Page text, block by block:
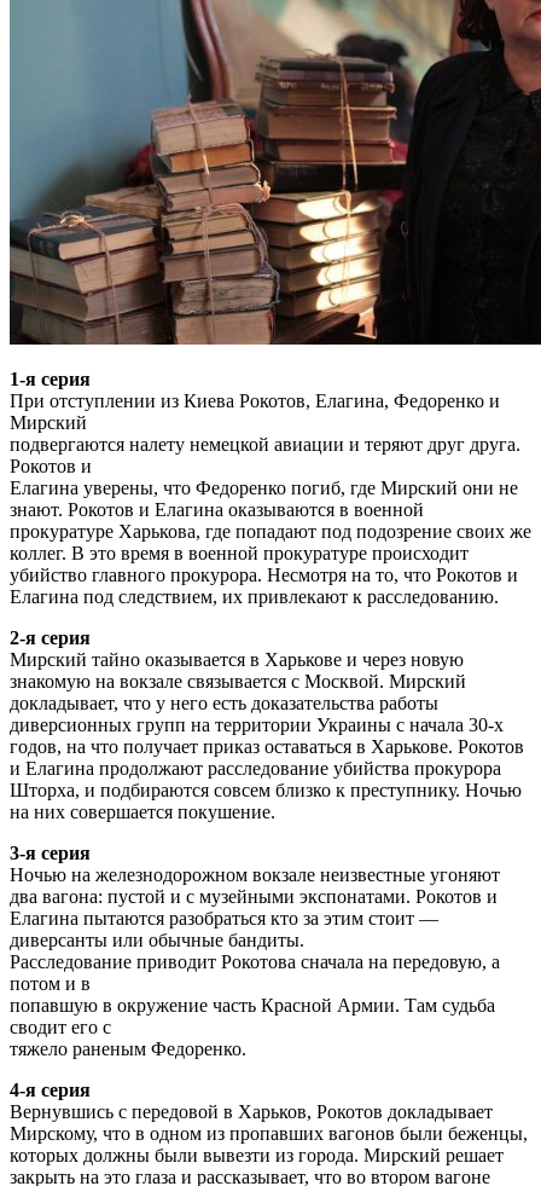
1-я серия
При отступлении из Киева Рокотов, Елагина, Федоренко и
Мирский
подвергаются налету немецкой авиации и теряют друг друга.
Рокотов и
Елагина уверены, что Федоренко погиб, где Мирский они не
знают. Рокотов и Елагина оказываются в военной
прокуратуре Харькова, где попадают под подозрение своих же
коллег. В это время в военной прокуратуре происходит
убийство главного прокурора. Несмотря на то, что Рокотов и
Елагина под следствием, их привлекают к расследованию.
2-я серия
Мирский тайно оказывается в Харькове и через новую
знакомую на вокзале связывается с Москвой. Мирский
докладывает, что у него есть доказательства работы
диверсионных групп на территории Украины с начала 30-х
годов, на что получает приказ оставаться в Харькове. Рокотов
и Елагина продолжают расследование убийства прокурора
Шторха, и подбираются совсем близко к преступнику. Ночью
на них совершается покушение.
3-я серия
Ночью на железнодорожном вокзале неизвестные угоняют
два вагона: пустой и с музейными экспонатами. Рокотов и
Елагина пытаются разобраться кто за этим стоит —
диверсанты или обычные бандиты.
Расследование приводит Рокотова сначала на передовую, а
потом и в
попавшую в окружение часть Красной Армии. Там судьба
сводит его с
тяжело раненым Федоренко.
4-я серия
Вернувшись с передовой в Харьков, Рокотов докладывает
Мирскому, что в одном из пропавших вагонов были беженцы,
которых должны были вывезти из города. Мирский решает
закрыть на это глаза и рассказывает, что во втором вагоне